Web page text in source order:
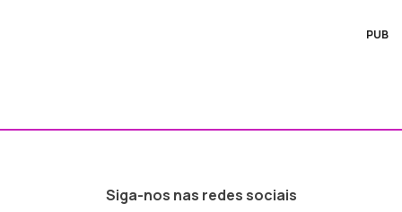
PUB
Siga-nos nas redes sociais